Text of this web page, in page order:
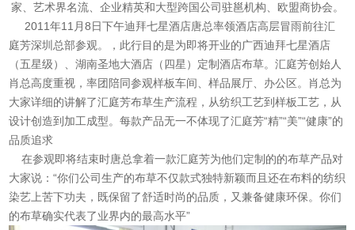
家、艺术界名流、企业精英和大型跨国公司驻邕机构、欧盟商协会。
2011年11月8日下午迪拜七星酒店唐总率领酒店高层冒雨前往汇
庭芳深圳总部参观。，此行目的是为即将开业的广西迪拜七星酒店
（五星级）、湖南圣地大酒店（四星）定制酒店布草。汇庭芳创始人
肖总高度重视，率团陪同参观样板车间、样品展厅、办公区。肖总为
大家详细的讲解了汇庭芳布草生产流程，从纺织工艺到样板工艺，从
设计创造到加工成型。每款产品无一不体现了汇庭芳“精”“美”“健康”的
品质追求
在参观即将结束时唐总拿着一款汇庭芳为他们定制的的布草产品对
大家说：“你们公司生产的布草不仅款式独特新颖而且还在布料的纺织
染艺上苦下功夫，既保留了舒适时尚的品质，又兼备健康环保。你们
的布草确实代表了业界内的最高水平”